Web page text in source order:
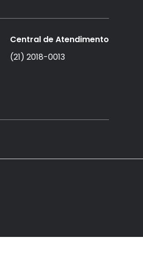
Central de Atendimento
(21) 2018-0013